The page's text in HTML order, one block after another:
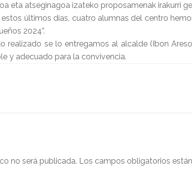
eta atseginagoa izateko proposamenak irakurri
estos últimos días, cuatro alumnas del centro
2024”.
realizado se lo entregamos al alcalde (Ibon
y adecuado para la convivencia.
no será publicada. Los campos obligatorios